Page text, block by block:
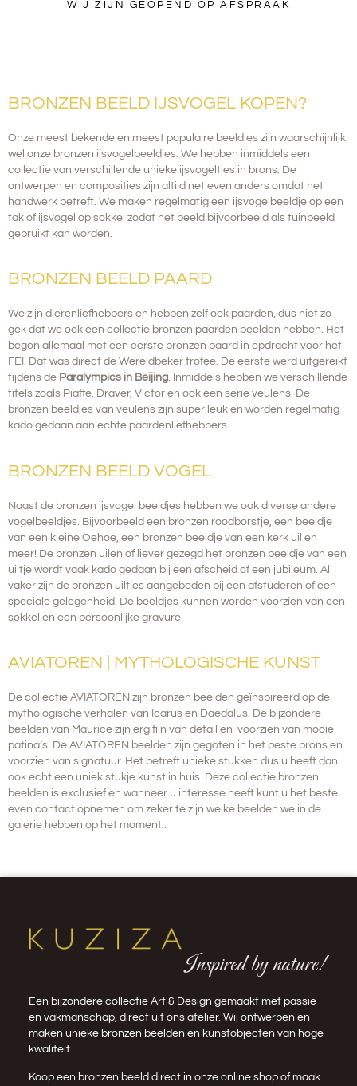
WIJ ZIJN GEOPEND OP AFSPRAAK
BRONZEN BEELD IJSVOGEL KOPEN?
Onze meest bekende en meest populaire beeldjes zijn waarschijnlijk
wel onze bronzen ijsvogelbeeldjes. We hebben inmiddels een
collectie van verschillende unieke ijsvogeltjes in brons. De
ontwerpen en composities zijn altijd net even anders omdat het
handwerk betreft. We maken regelmatig een ijsvogelbeeldje op een
tak of ijsvogel op sokkel zodat het beeld bijvoorbeeld als tuinbeeld
gebruikt kan worden.
BRONZEN BEELD PAARD
We zijn dierenliefhebbers en hebben zelf ook paarden, dus niet zo
gek dat we ook een collectie bronzen paarden beelden hebben. Het
begon allemaal met een eerste bronzen paard in opdracht voor het
FEI. Dat was direct de Wereldbeker trofee. De eerste werd uitgereikt
tijdens de Paralympics in Beijing. Inmiddels hebben we verschillende
titels zoals Piaffe, Draver, Victor en ook een serie veulens. De
bronzen beeldjes van veulens zijn super leuk en worden regelmatig
kado gedaan aan echte paardenliefhebbers.
BRONZEN BEELD VOGEL
Naast de bronzen ijsvogel beeldjes hebben we ook diverse andere
vogelbeeldjes. Bijvoorbeeld een bronzen roodborstje, een beeldje
van een kleine Oehoe, een bronzen beeldje van een kerk uil en
meer! De bronzen uilen of liever gezegd het bronzen beeldje van een
uiltje wordt vaak kado gedaan bij een afscheid of een jubileum. Al
vaker zijn de bronzen uiltjes aangeboden bij een afstuderen of een
speciale gelegenheid. De beeldjes kunnen worden voorzien van een
sokkel en een persoonlijke gravure.
AVIATOREN | MYTHOLOGISCHE KUNST
De collectie AVIATOREN zijn bronzen beelden geïnspireerd op de
mythologische verhalen van Icarus en Daedalus. De bijzondere
beelden van Maurice zijn erg fijn van detail en voorzien van mooie
patina’s. De AVIATOREN beelden zijn gegoten in het beste brons en
voorzien van signatuur. Het betreft unieke stukken dus u heeft dan
ook echt een uniek stukje kunst in huis. Deze collectie bronzen
beelden is exclusief en wanneer u interesse heeft kunt u het beste
even contact opnemen om zeker te zijn welke beelden we in de
galerie hebben op het moment..
Inspired by nature!
Een bijzondere collectie Art & Design gemaakt met passie
en vakmanschap, direct uit ons atelier. Wij ontwerpen en
maken unieke bronzen beelden en kunstobjecten van hoge
kwaliteit.
Koop een bronzen beeld direct in onze online shopof maak